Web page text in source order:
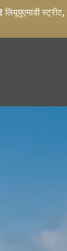
लियूयुएमाडी